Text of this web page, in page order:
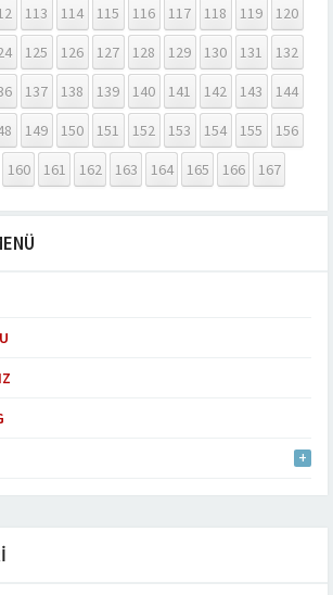
113 114 115 116 117 118 119
120
125 126 127 128 129 130 131
132
137 138 139 140 141 142 143
144
149 150 151 152 153 154 155
156
160 161 162 163 164 165 166 167